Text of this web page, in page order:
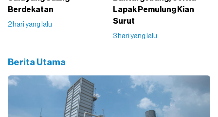
Berdekatan
2 hari yang lalu
Lapak Pemulung Kian
Surut
3 hari yang lalu
Berita Utama